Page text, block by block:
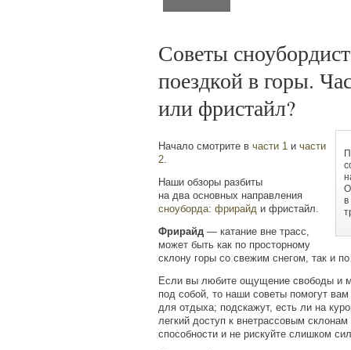
Советы
поездкой в горы.
или фристайл?
в
Начало смотрите в части 1 и части
2.
Наши обзоры разбиты
на два основных направления
сноуборда: фрирайд и фристайл.
Фрирайд — катание вне трасс,
может быть как по просторному
склону горы со свежим снегом, так и
Если вы любите ощущение свободы и
под собой, то наши советы помогут
для отдыха; подскажут, есть ли на
легкий доступ к внетрассовым
способности и не рискуйте слишком